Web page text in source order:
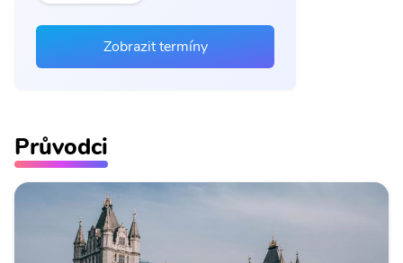
Zobrazit termíny
Průvodci